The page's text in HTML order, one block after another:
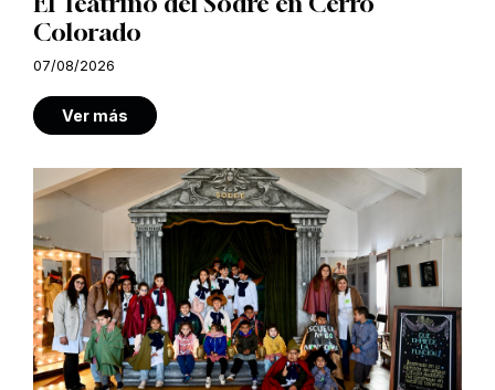
Colorado
07/08/2026
Ver más